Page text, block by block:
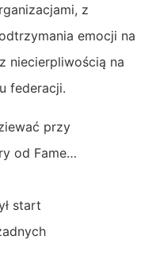
z
emocji na
niecierpliwością na
federacji.
przy
od Fame…
start